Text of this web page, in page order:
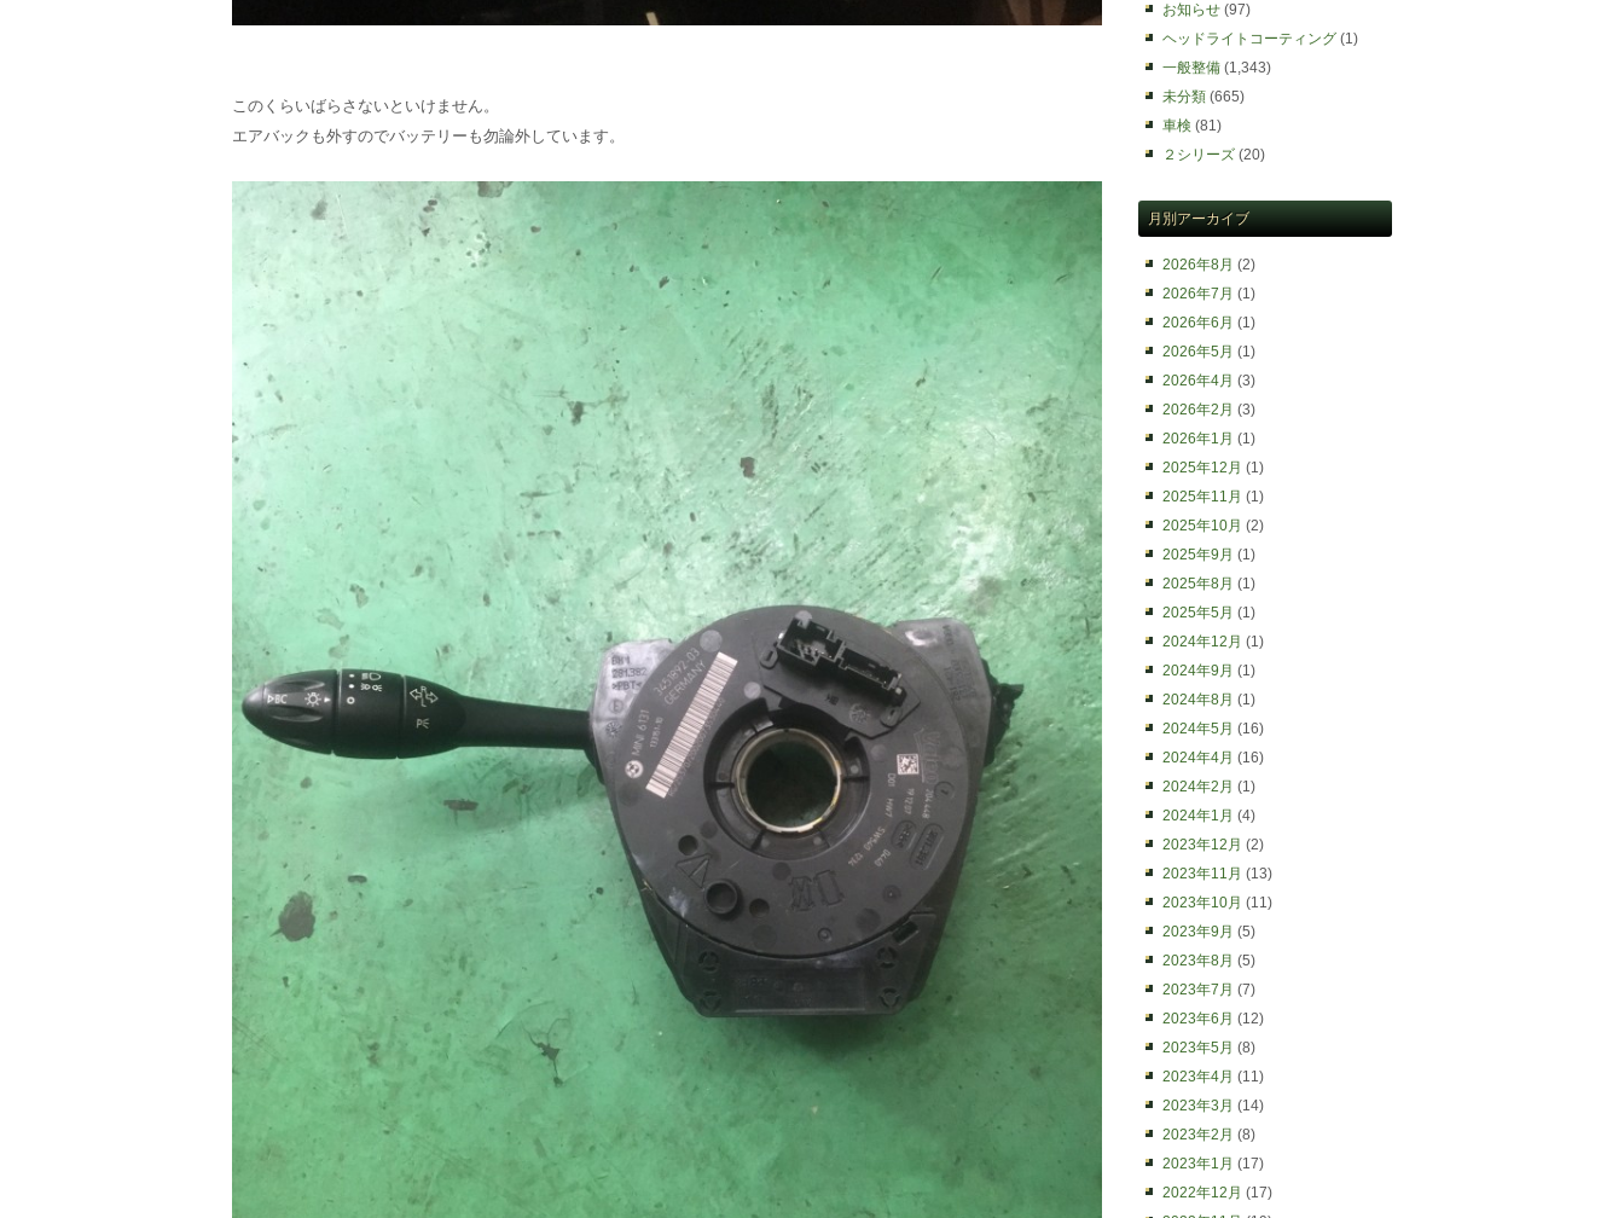
このくらいばらさないといけません。
エアバックも外すのでバッテリーも勿論外しています。
お知らせ (97)
ヘッドライトコーティング (1)
一般整備 (1,343)
未分類 (665)
車検 (81)
２シリーズ (20)
月別アーカイブ
2026年8月 (2)
2026年7月 (1)
2026年6月 (1)
2026年5月 (1)
2026年4月 (3)
2026年2月 (3)
2026年1月 (1)
2025年12月 (1)
2025年11月 (1)
2025年10月 (2)
2025年9月 (1)
2025年8月 (1)
2025年5月 (1)
2024年12月 (1)
2024年9月 (1)
2024年8月 (1)
2024年5月 (16)
2024年4月 (16)
2024年2月 (1)
2024年1月 (4)
2023年12月 (2)
2023年11月 (13)
2023年10月 (11)
2023年9月 (5)
2023年8月 (5)
2023年7月 (7)
2023年6月 (12)
2023年5月 (8)
2023年4月 (11)
2023年3月 (14)
2023年2月 (8)
2023年1月 (17)
2022年12月 (17)